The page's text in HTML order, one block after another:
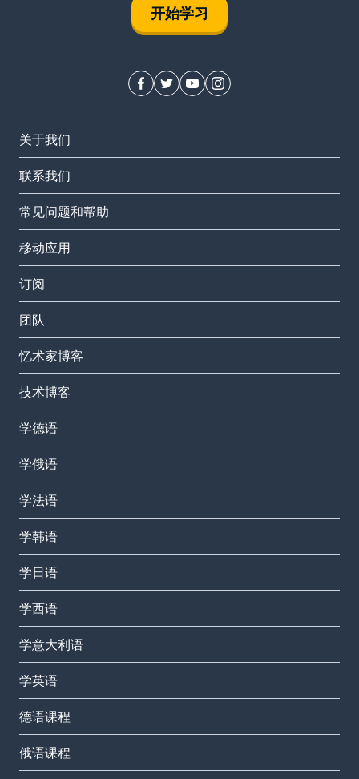
开始学习
关于我们
联系我们
常见问题和帮助
移动应用
订阅
团队
忆术家博客
技术博客
学德语
学俄语
学法语
学韩语
学日语
学西语
学意大利语
学英语
德语课程
俄语课程